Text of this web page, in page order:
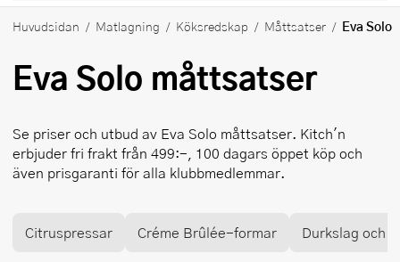
Huvudsidan Matlagning Köksredskap Måttsatser Eva Solo
Eva Solo måttsatser
Se priser och utbud av Eva Solo måttsatser. Kitch'n
erbjuder fri frakt från 499:-, 100 dagars öppet köp och
även prisgaranti för alla klubbmedlemmar.
Citruspressar Créme Brûlée-formar Durkslag och